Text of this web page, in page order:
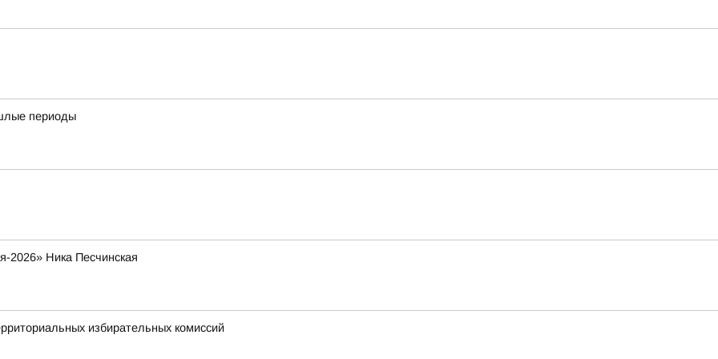
периоды
2026» Ника Песчинская
избирательных комиссий